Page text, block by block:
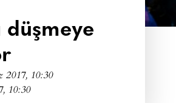
düşmeye
2017, 10:30
10:30